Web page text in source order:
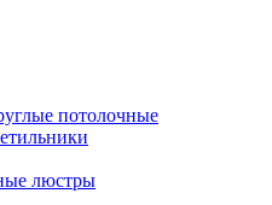
потолочные
люстры